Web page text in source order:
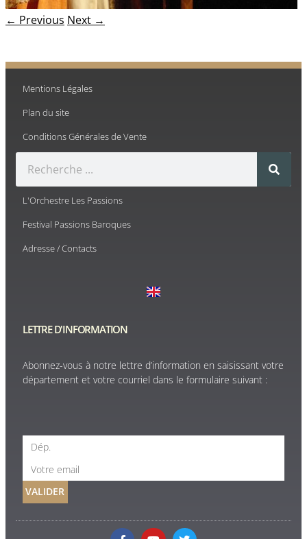
← Previous Next →
Mentions Légales
Plan du site
Conditions Générales de Vente
L'Orchestre Les Passions
Festival Passions Baroques
Adresse / Contacts
LETTRE D'INFORMATION
Abonnez-vous à notre lettre d’information en saisissant votre
département et votre courriel dans le formulaire suivant :
VALIDER